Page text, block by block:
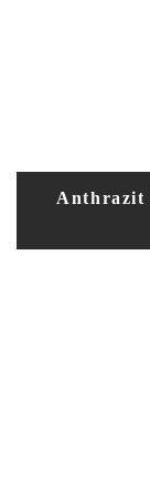
Anthrazit